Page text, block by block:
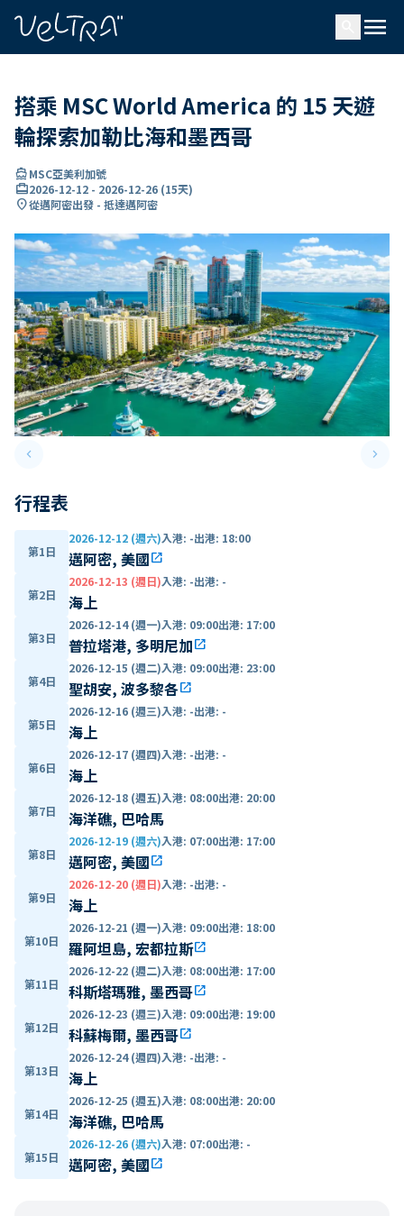
menu
搭乘 MSC World America 的 15 天遊
輪探索加勒比海和墨西哥
directions_boatMSC亞美利加號
card_travel2026-12-12 - 2026-12-26 (15天)
location_on從邁阿密出發 - 抵達邁阿密
keyboard_arrow_leftPrevious slide keyboard_arrow_right
行程表
第1日
2026-12-12 (週六)入港: -出港: 18:00
邁阿密, 美國open_in_new
第2日
2026-12-13 (週日)入港: -出港: -
海上
第3日
2026-12-14 (週一)入港: 09:00出港: 17:00
普拉塔港, 多明尼加open_in_new
第4日
2026-12-15 (週二)入港: 09:00出港: 23:00
聖胡安, 波多黎各open_in_new
第5日
2026-12-16 (週三)入港: -出港: -
海上
第6日
2026-12-17 (週四)入港: -出港: -
海上
第7日
2026-12-18 (週五)入港: 08:00出港: 20:00
海洋礁, 巴哈馬
第8日
2026-12-19 (週六)入港: 07:00出港: 17:00
邁阿密, 美國open_in_new
第9日
2026-12-20 (週日)入港: -出港: -
海上
第10日
2026-12-21 (週一)入港: 09:00出港: 18:00
羅阿坦島, 宏都拉斯open_in_new
第11日
2026-12-22 (週二)入港: 08:00出港: 17:00
科斯塔瑪雅, 墨西哥open_in_new
第12日
2026-12-23 (週三)入港: 09:00出港: 19:00
科蘇梅爾, 墨西哥open_in_new
第13日
2026-12-24 (週四)入港: -出港: -
海上
第14日
2026-12-25 (週五)入港: 08:00出港: 20:00
海洋礁, 巴哈馬
第15日
2026-12-26 (週六)入港: 07:00出港: -
邁阿密, 美國open_in_new